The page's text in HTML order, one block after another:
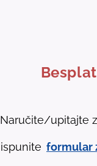
Naručite/upitajte
ispunite formular